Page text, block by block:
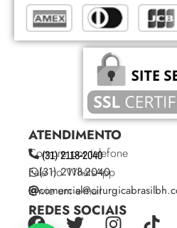
ATENDIMENTO
Compre por telefone
(31) 2118-2040
Fale no WhatsApp
(31) 2118-2040
Envie um e-mail
REDES SOCIAIS